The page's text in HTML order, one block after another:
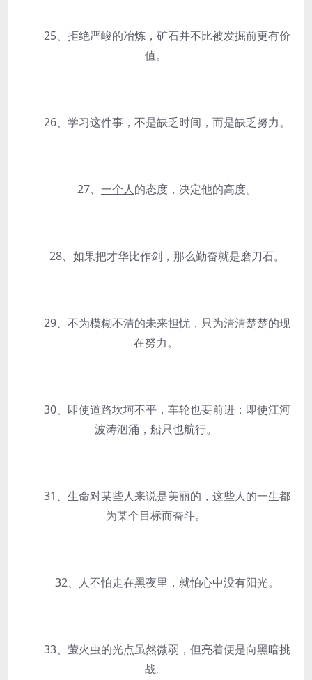
25、拒绝严峻的冶炼，矿石并不比被发掘前更有价
值。
26、学习这件事，不是缺乏时间，而是缺乏努力。
27、 一个人的态度，决定他的高度。
28、如果把才华比作剑，那么勤奋就是磨刀石。
29、不为模糊不清的未来担忧，只为清清楚楚的现
在努力。
30、即使道路坎坷不平，车轮也要前进；即使江河
波涛汹涌，船只也航行。
31、生命对某些人来说是美丽的，这些人的一生都
为某个目标而奋斗。
32、人不怕走在黑夜里，就怕心中没有阳光。
33、萤火虫的光点虽然微弱，但亮着便是向黑暗挑
战。